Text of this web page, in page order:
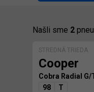
Našli sme 2
STREDNÁ TRIEDA
Cooper
Cobra Radial G/
98
T